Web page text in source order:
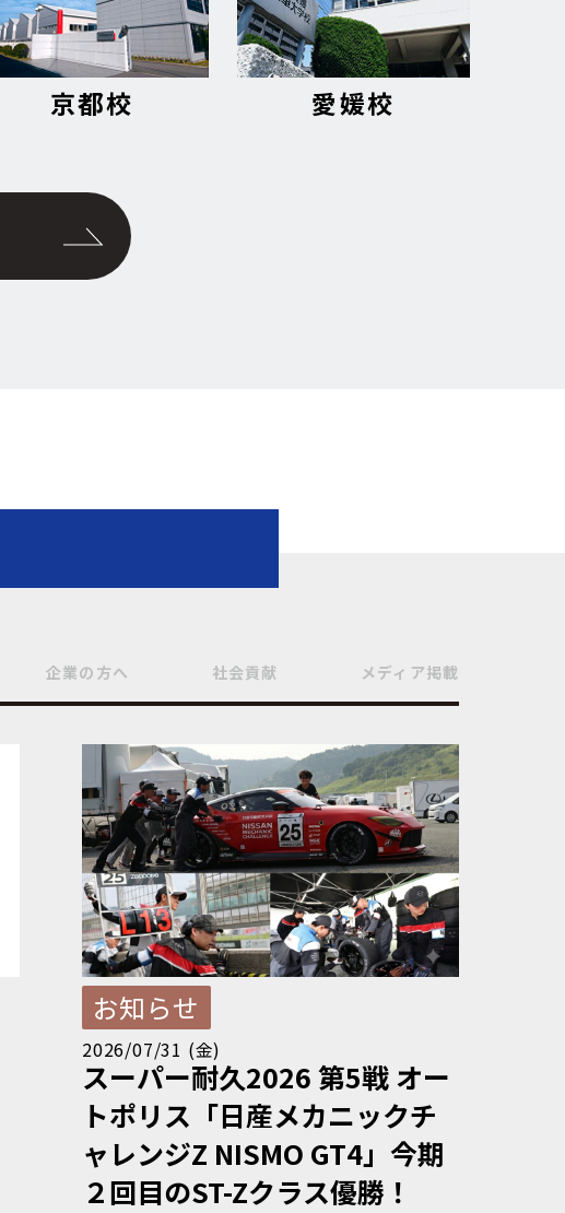
京都校 愛媛校
企業の方へ 社会貢献 メディア掲載
お知らせ
2026/07/31 (金)
スーパー耐久2026 第5戦 オー
トポリス「日産メカニックチ
ャレンジZ NISMO GT4」今期
２回目のST-Zクラス優勝！